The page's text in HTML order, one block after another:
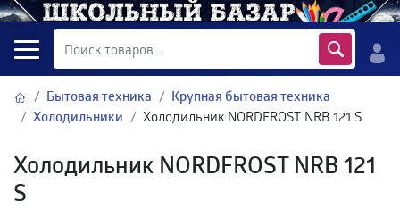
Бытовая техника
Крупная бытовая техника
Холодильники
Холодильник NORDFROST NRB 121 S
Холодильник NORDFROST NRB 121
S